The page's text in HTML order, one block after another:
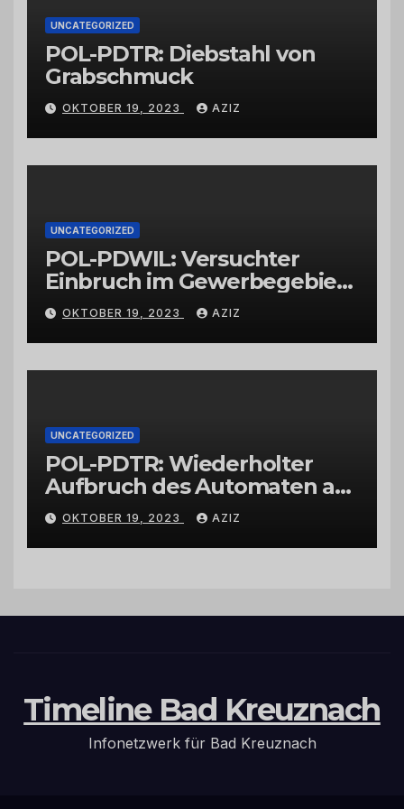
UNCATEGORIZED
POL-PDTR: Diebstahl von
Grabschmuck
OKTOBER 19, 2023 AZIZ
UNCATEGORIZED
POL-PDWIL: Versuchter
Einbruch im Gewerbegebiet
Wittlich
OKTOBER 19, 2023 AZIZ
UNCATEGORIZED
POL-PDTR: Wiederholter
Aufbruch des Automaten am
Wohnmobilstellplatz in
Hermeskeil am Labachweg
OKTOBER 19, 2023 AZIZ
Timeline Bad Kreuznach
Infonetzwerk für Bad Kreuznach